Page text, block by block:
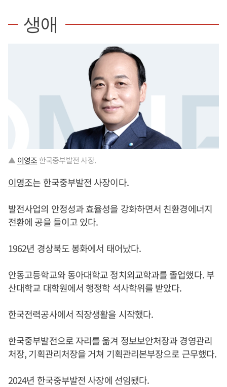
생애
▲ 이영조 한국중부발전 사장.
이영조는 한국중부발전 사장이다.
발전사업의 안정성과 효율성을 강화하면서 친환경에너지
전환에 공을 들이고 있다.
1962년 경상북도 봉화에서 태어났다.
안동고등학교와 동아대학교 정치외교학과를 졸업했다. 부
산대학교 대학원에서 행정학 석사학위를 받았다.
한국전력공사에서 직장생활을 시작했다.
한국중부발전으로 자리를 옮겨 정보보안처장과 경영관리
처장, 기획관리처장을 거쳐 기획관리본부장으로 근무했다.
2024년 한국중부발전 사장에 선임됐다.